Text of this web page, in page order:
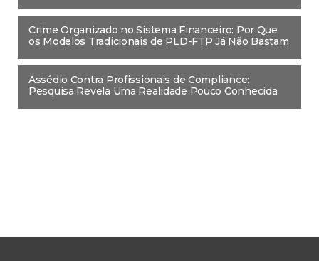
Crime Organizado no Sistema Financeiro: Por Que
os Modelos Tradicionais de PLD-FTP Já Não Bastam
Assédio Contra Profissionais de Compliance:
Pesquisa Revela Uma Realidade Pouco Conhecida